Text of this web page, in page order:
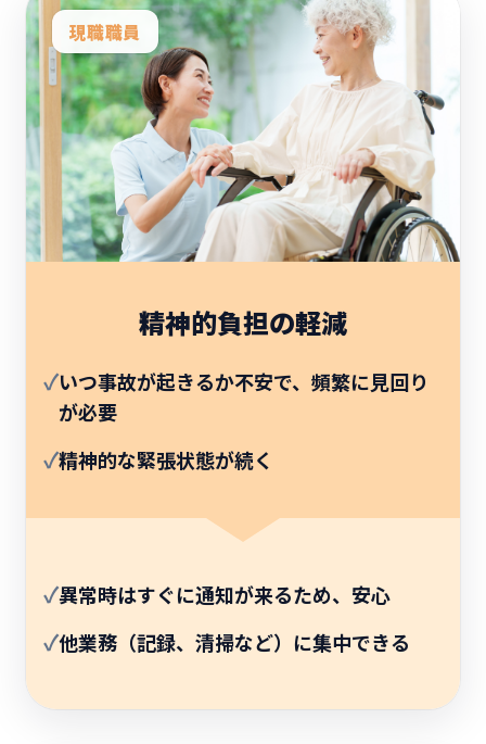
現職職員
精神的負担の軽減
✓いつ事故が起きるか不安で、頻繁に見回り
が必要
✓精神的な緊張状態が続く
✓異常時はすぐに通知が来るため、安心
✓他業務（記録、清掃など）に集中できる